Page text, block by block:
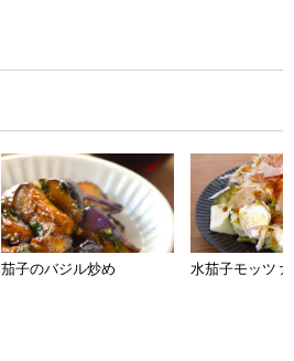
茄子のバジル炒め 水茄子モッツァ